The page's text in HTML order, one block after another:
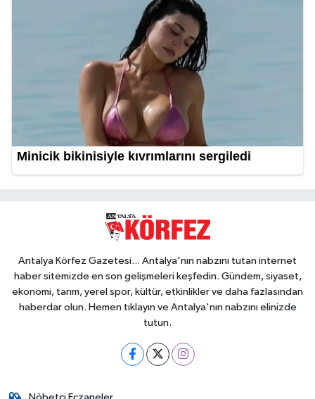
Antalya Körfez Gazetesi... Antalya'nın nabzını tutan internet
haber sitemizde en son gelişmeleri keşfedin. Gündem, siyaset,
ekonomi, tarım, yerel spor, kültür, etkinlikler ve daha fazlasından
haberdar olun. Hemen tıklayın ve Antalya'nın nabzını elinizde
tutun.